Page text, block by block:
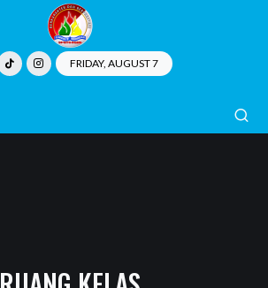
FRIDAY, AUGUST 7